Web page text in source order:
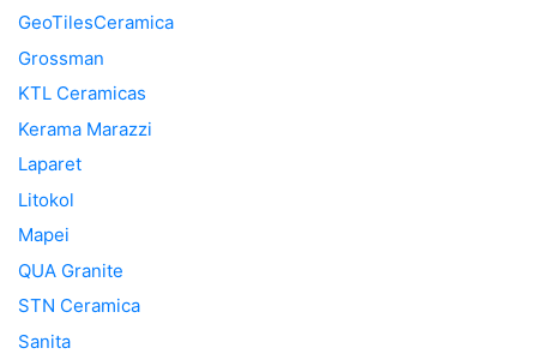
GeoTilesCeramica
Grossman
KTL Ceramicas
Kerama Marazzi
Laparet
Litokol
Mapei
QUA Granite
STN Ceramica
Sanita